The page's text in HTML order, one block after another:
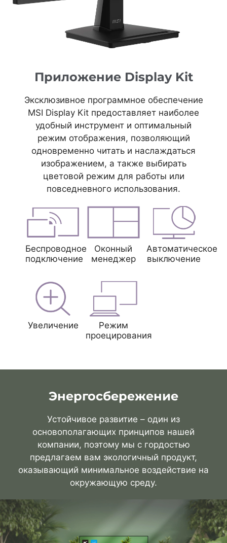
Приложение Display Kit
Эксклюзивное программное обеспечение
MSI Display Kit предоставляет наиболее
удобный инструмент и оптимальный
режим отображения, позволяющий
одновременно читать и наслаждаться
изображением, а также выбирать
цветовой режим для работы или
повседневного использования.
Беспроводное
подключение
Оконный
менеджер
Автоматическое
выключение
Увеличение
Режим
проецирования
Энергосбережение
Устойчивое развитие – один из
основополагающих принципов нашей
компании, поэтому мы с гордостью
предлагаем вам экологичный продукт,
оказывающий минимальное воздействие на
окружающую среду.